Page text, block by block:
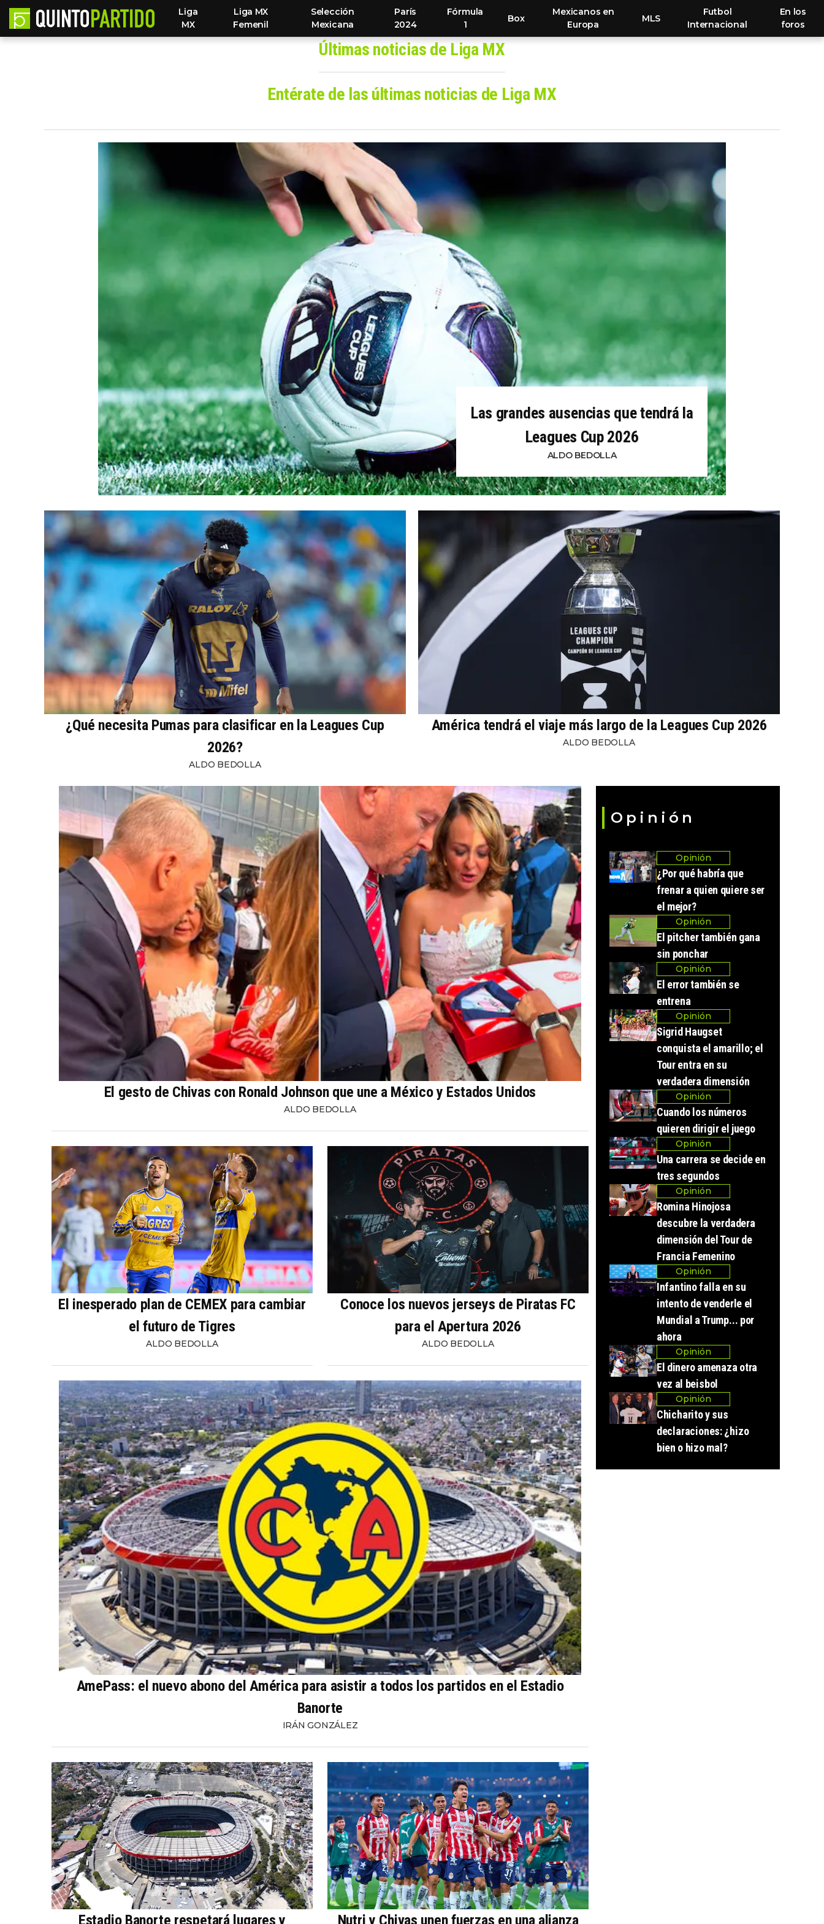
Liga
MX
Liga MX
Femenil
Selección
Mexicana
París
2024
Fórmula
1
Box
Mexicanos en
Europa
MLS
Futbol
Internacional
En los
foros
Últimas noticias de Liga MX
Entérate de las últimas noticias de Liga MX
Las grandes ausencias que tendrá la
Leagues Cup 2026
ALDO BEDOLLA
¿Qué necesita Pumas para clasificar en la Leagues Cup
2026?
ALDO BEDOLLA
América tendrá el viaje más largo de la Leagues Cup 2026
ALDO BEDOLLA
El gesto de Chivas con Ronald Johnson que une a México y Estados Unidos
ALDO BEDOLLA
El inesperado plan de CEMEX para cambiar
el futuro de Tigres
ALDO BEDOLLA
Conoce los nuevos jerseys de Piratas FC
para el Apertura 2026
ALDO BEDOLLA
AmePass: el nuevo abono del América para asistir a todos los partidos en el Estadio
Banorte
IRÁN GONZÁLEZ
Estadio Banorte respetará lugares y Nutri y Chivas unen fuerzas en una alianza
Opinión
Opinión
¿Por qué habría que
frenar a quien quiere ser
el mejor?
Opinión
El pitcher también gana
sin ponchar
Opinión
El error también se
entrena
Opinión
Sigrid Haugset
conquista el amarillo; el
Tour entra en su
verdadera dimensión
Opinión
Cuando los números
quieren dirigir el juego
Opinión
Una carrera se decide en
tres segundos
Opinión
Romina Hinojosa
descubre la verdadera
dimensión del Tour de
Francia Femenino
Opinión
Infantino falla en su
intento de venderle el
Mundial a Trump... por
ahora
Opinión
El dinero amenaza otra
vez al beisbol
Opinión
Chicharito y sus
declaraciones: ¿hizo
bien o hizo mal?